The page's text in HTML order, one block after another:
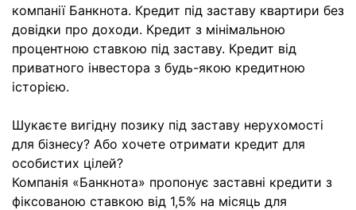
компанії Банкнота. Кредит під заставу квартири без
довідки про доходи. Кредит з мінімальною
процентною ставкою під заставу. Кредит від
приватного інвестора з будь-якою кредитною
історією.
Шукаєте вигідну позику під заставу нерухомості
для бізнесу? Або хочете отримати кредит для
особистих цілей?
Компанія «Банкнота» пропонує заставні кредити з
фіксованою ставкою від 1,5% на місяць для